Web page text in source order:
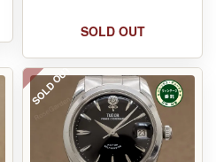
SOLD OUT
SOLD OUT